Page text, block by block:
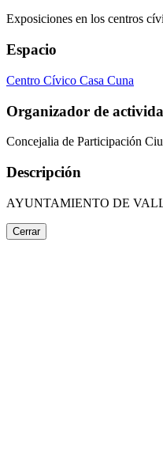
Exposiciones en los centros
Espacio
Centro Cívico Casa Cuna
Organizador de
Concejalia de Participación
Descripción
AYUNTAMIENTO DE
Cerrar